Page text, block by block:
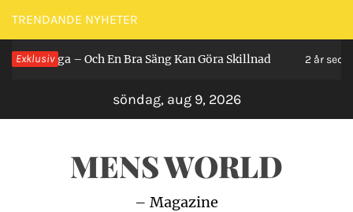
Hoppa
till
innehåll
TRENDANDE NYHETER
Exklusiv
Ligga – Och En Bra Säng Kan Göra Skillnad 2 år sedan
söndag, aug 9, 2026
MENS WORLD
– Magazine